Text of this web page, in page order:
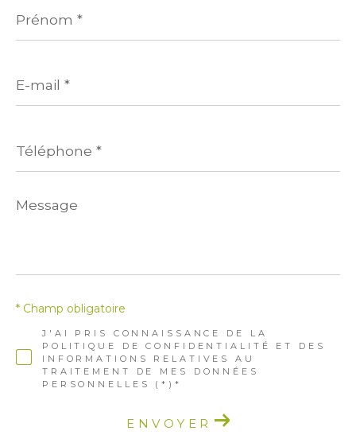
*
mail
*
*
Message
*
J'AI PRIS CONNAISSANCE DE LA
POLITIQUE DE CONFIDENTIALITÉ ET DES
INFORMATIONS RELATIVES AU
TRAITEMENT DE MES DONNÉES
PERSONNELLES (*)*
* Champ obligatoire
ENVOYER